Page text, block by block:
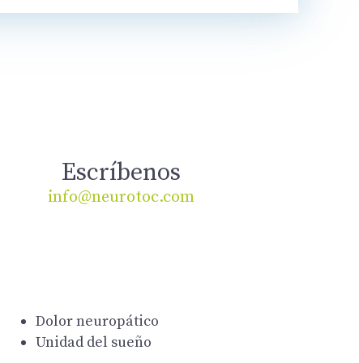
Escríbenos
info@neurotoc.com
Dolor neuropático
Unidad del sueño